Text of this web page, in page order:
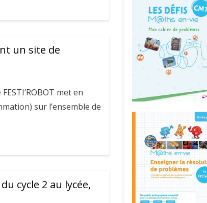
un site de
met en
sur l’ensemble de
cycle 2 au lycée,